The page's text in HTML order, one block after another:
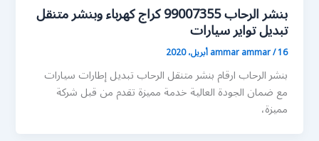
بنشر الرحاب 99007355 كراج كهرباء وبنشر متنقل
تبديل تواير سيارات
ammar ammar/16 أبريل، 2020
بنشر الرحاب ارقام بنشر متنقل الرحاب تبديل إطارات سيارات
مع ضمان الجودة العالية خدمة مميزة تقدم من قبل شركة
مميزة،